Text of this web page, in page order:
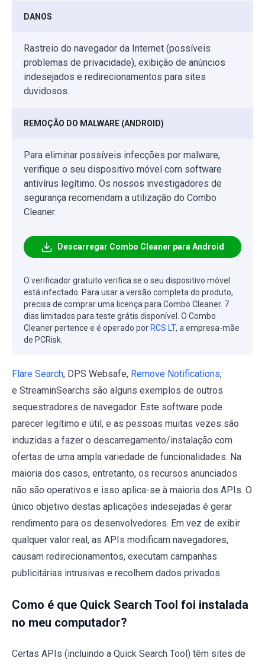
DANOS
Rastreio do navegador da Internet (possíveis
problemas de privacidade), exibição de anúncios
indesejados e redirecionamentos para sites
duvidosos.
REMOÇÃO DO MALWARE (ANDROID)
Para eliminar possíveis infecções por malware,
verifique o seu dispositivo móvel com software
antivírus legítimo. Os nossos investigadores de
segurança recomendam a utilização do Combo
Cleaner.
Descarregar Combo Cleaner para Android
O verificador gratuito verifica se o seu dispositivo móvel
está infectado. Para usar a versão completa do produto,
precisa de comprar uma licença para Combo Cleaner. 7
dias limitados para teste grátis disponível. O Combo
Cleaner pertence e é operado por RCS LT, a empresa-mãe
de PCRisk.
Flare Search, DPS Websafe, Remove Notifications,
e StreaminSearchs são alguns exemplos de outros
sequestradores de navegador. Este software pode
parecer legítimo e útil, e as pessoas muitas vezes são
induzidas a fazer o descarregamento/instalação com
ofertas de uma ampla variedade de funcionalidades. Na
maioria dos casos, entretanto, os recursos anunciados
não são operativos e isso aplica-se à maioria dos APIs. O
único objetivo destas aplicações indesejadas é gerar
rendimento para os desenvolvedores. Em vez de exibir
qualquer valor real, as APIs modificam navegadores,
causam redirecionamentos, executam campanhas
publicitárias intrusivas e recolhem dados privados.
Como é que Quick Search Tool foi instalada
no meu computador?
Certas APIs (incluindo a Quick Search Tool) têm sites de